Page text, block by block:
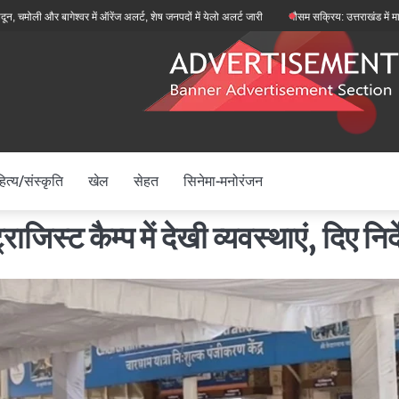
बागेश्वर में ऑरेंज अलर्ट, शेष जनपदों में येलो अलर्ट जारी मौसम सक्रिय: उत्तराखंड में मानसून फिर
संस्कृति खेल सेहत सिनेमा-मनोरंजन
कैम्प में देखी व्यवस्थाएं, दिए